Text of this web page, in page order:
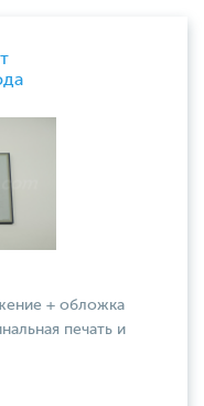
+ обложка
печать и